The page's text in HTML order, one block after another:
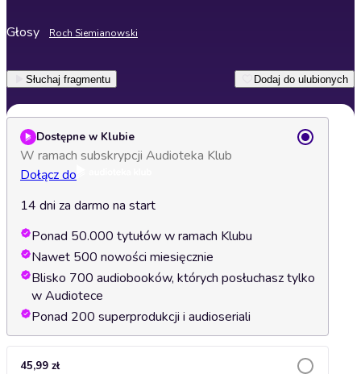
Głosy Roch Siemianowski
Słuchaj fragmentu Dodaj do ulubionych
Dostępne w Klubie
W ramach subskrypcji Audioteka Klub
Dołącz do
14 dni za darmo na start
Ponad 50.000 tytułów w ramach Klubu
Nawet 500 nowości miesięcznie
Blisko 700 audiobooków, których posłuchasz tylko
w Audiotece
Ponad 200 superprodukcji i audioseriali
45,99 zł